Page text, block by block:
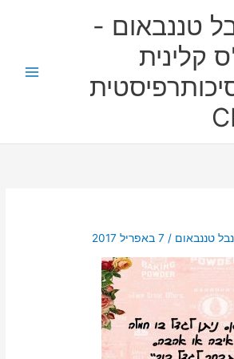
טננבאום -
קלינית
טננבאום/ 7 באפריל 2017